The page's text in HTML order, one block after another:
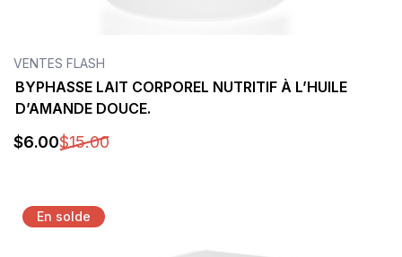
VENTES FLASH
BYPHASSE LAIT CORPOREL NUTRITIF À L’HUILE
D’AMANDE DOUCE.
$6.00$15.00
En solde